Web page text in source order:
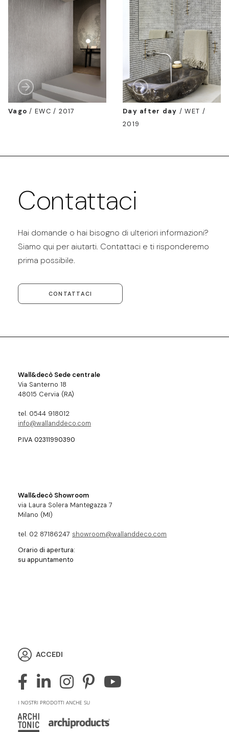
Vago / EWC / 2017 Day after day /WET /
2019
Contattaci
Hai domande o hai bisogno di ulteriori informazioni?
Siamo qui per aiutarti. Contattaci e ti risponderemo
prima possibile.
CONTATTACI
Wall&decò Sede centrale
Via Santerno 18
48015 Cervia (RA)
tel. 0544 918012
info@wallanddeco.com
P.IVA 02311990390
Wall&decò Showroom
via Laura Solera Mantegazza 7
Milano (MI)
tel. 02 87186247 showroom@wallanddeco.com
Orario di apertura:
su appuntamento
ACCEDI
I NOSTRI PRODOTTI ANCHE SU